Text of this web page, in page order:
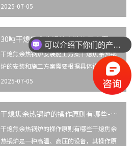
因为投资比较大在小规模企业比较难推广，
主要是用在联合钢铁企业干熄焦余热锅炉的
主要技术是日本的干熄焦工艺技术，这项技
术不仅在其国内被普遍采用，同时还输出到
德国、中国、韩国等，其干熄焦工艺技术已
达...
2025-07-05
30吨干熄焦余热锅炉安装施工方案-河南省热丰锅炉有限公司
干熄焦余热锅炉安装施工方案干熄焦余热锅
炉的安装和施工方案需要根据具体设备型
号、场地环境和使用需求等因素进行评估和
设计，以下是一个基本的施工方案流程：1.
设计方案：根据使用要求和现场环境要求，
对干熄焦余热锅炉的布局和结构进行设计，
并确定相关的工艺参数和技术标准。 ...
2025-07-05
干熄焦余热锅炉的操作原则有哪些-河南省热丰锅炉有限公司
干熄焦余热锅炉的操作原则有哪些干熄焦余
热锅炉是一种高温、高压的设备，其操作原